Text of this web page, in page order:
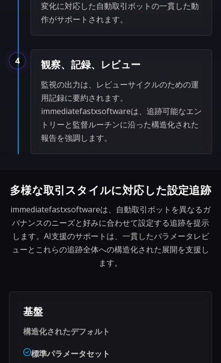
変化に対応した自動取引ボットの一貫した動
作がサポートされます。
4 観察、記録、レビュー
監視の出力は、レビューサイクルのための運
用記録に要約されます。
immediatefastxsoftwareは、追跡可能なエン
トリーと監督ルーチンに沿った構造化された
報告を強調します。
多様な取引スタイルに対応した設定追跡
immediatefastxsoftwareは、自動取引ボットを異なるガ
バナンスのニーズと好みに合わせて設定する追跡を提示
します。AI支援のサポートは、一貫したパラメータレビ
ューとこれらの追跡全体への構造化された展開を支援し
ます。
基盤
構造化されたデフォルト
標準パラメータセット